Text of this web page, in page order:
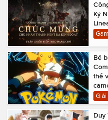
Kỷ
Bê
thể
Giải
Duy